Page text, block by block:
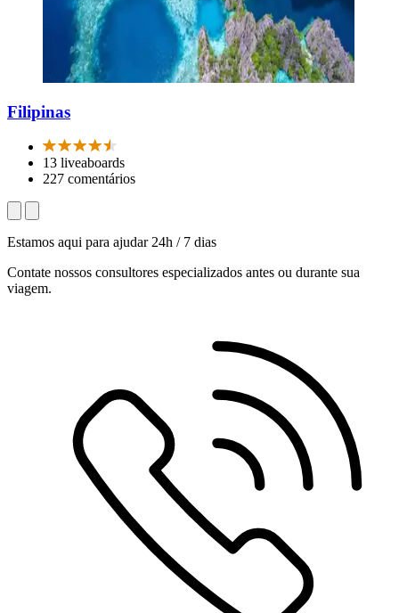
Filipinas
13 liveaboards
227 comentários
Estamos aqui para ajudar 24h / 7 dias
Contate nossos consultores especializados antes ou durante sua
viagem.